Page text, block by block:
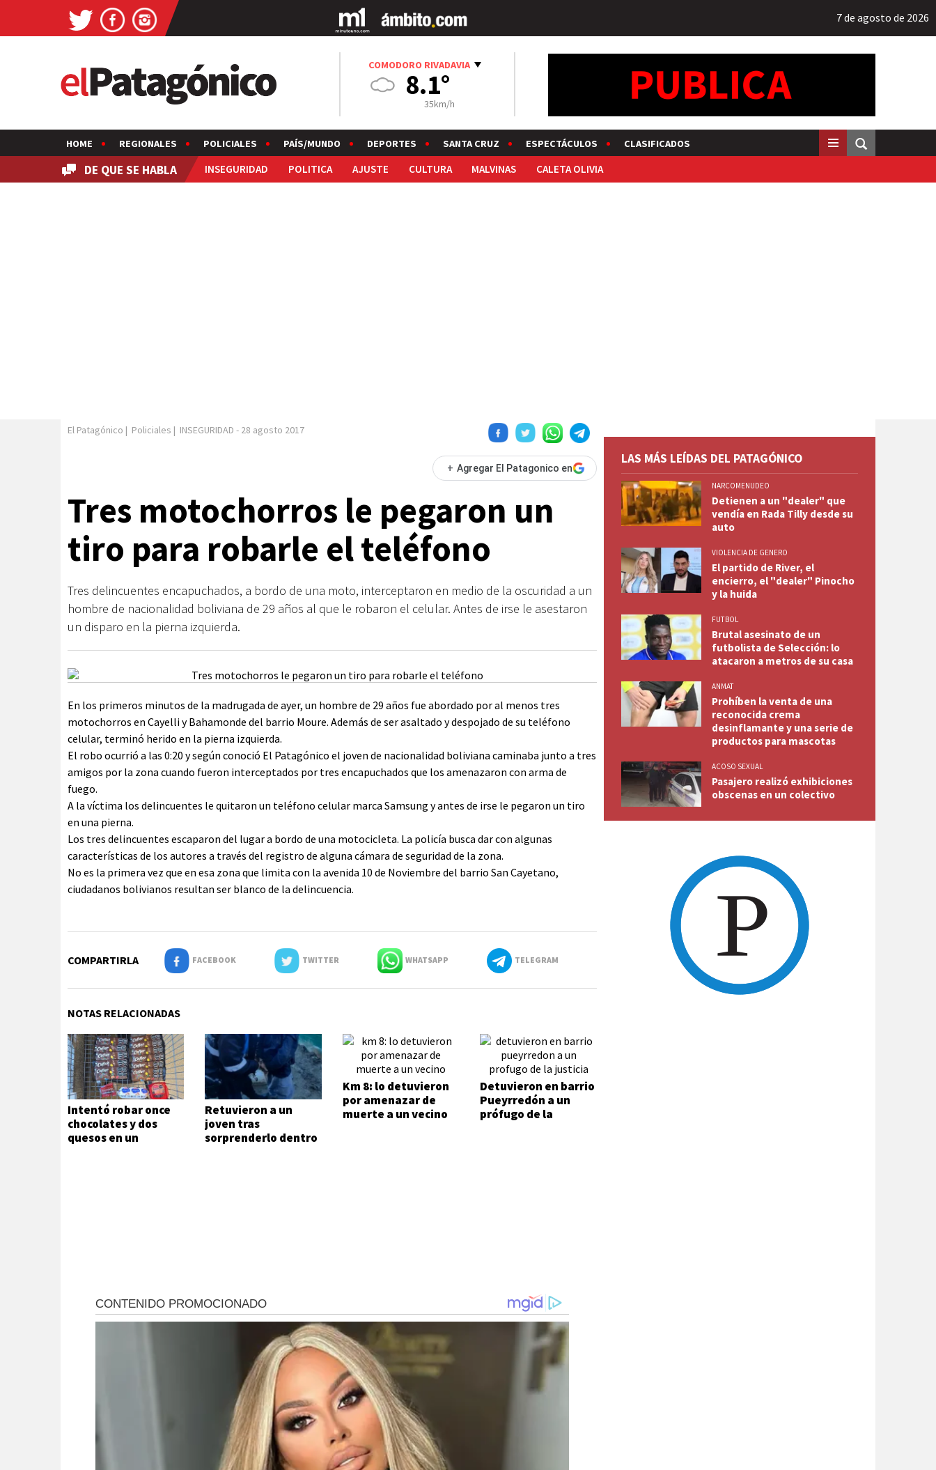
7 de agosto de 2026
COMODORO RIVADAVIA
8.1°
35km/h
HOME REGIONALES POLICIALES PAÍS/MUNDO DEPORTES SANTA CRUZ ESPECTÁCULOS CLASIFICADOS
DE QUE SE HABLA INSEGURIDAD POLITICA AJUSTE CULTURA MALVINAS CALETA OLIVIA
El Patagónico | Policiales | INSEGURIDAD - 28 agosto 2017
+ Agregar El Patagonico en
Tres motochorros le pegaron un
tiro para robarle el teléfono
Tres delincuentes encapuchados, a bordo de una moto, interceptaron en medio de la oscuridad a un
hombre de nacionalidad boliviana de 29 años al que le robaron el celular. Antes de irse le asestaron
un disparo en la pierna izquierda.
En los primeros minutos de la madrugada de ayer, un hombre de 29 años fue abordado por al menos tres
motochorros en Cayelli y Bahamonde del barrio Moure. Además de ser asaltado y despojado de su teléfono
celular, terminó herido en la pierna izquierda.
El robo ocurrió a las 0:20 y según conoció El Patagónico el joven de nacionalidad boliviana caminaba junto a tres
amigos por la zona cuando fueron interceptados por tres encapuchados que los amenazaron con arma de
fuego.
A la víctima los delincuentes le quitaron un teléfono celular marca Samsung y antes de irse le pegaron un tiro
en una pierna.
Los tres delincuentes escaparon del lugar a bordo de una motocicleta. La policía busca dar con algunas
características de los autores a través del registro de alguna cámara de seguridad de la zona.
No es la primera vez que en esa zona que limita con la avenida 10 de Noviembre del barrio San Cayetano,
ciudadanos bolivianos resultan ser blanco de la delincuencia.
COMPARTIRLA FACEBOOK TWITTER WHATSAPP TELEGRAM
NOTAS RELACIONADAS
Intentó robar once
chocolates y dos
quesos en un
Retuvieron a un
joven tras
sorprenderlo dentro
Km 8: lo detuvieron
por amenazar de
muerte a un vecino
Detuvieron en barrio
Pueyrredón a un
prófugo de la
LAS MÁS LEÍDAS DEL PATAGÓNICO
NARCOMENUDEO
Detienen a un "dealer" que
vendía en Rada Tilly desde su
auto
VIOLENCIA DE GENERO
El partido de River, el
encierro, el "dealer" Pinocho
y la huida
FUTBOL
Brutal asesinato de un
futbolista de Selección: lo
atacaron a metros de su casa
ANMAT
Prohíben la venta de una
reconocida crema
desinflamante y una serie de
productos para mascotas
ACOSO SEXUAL
Pasajero realizó exhibiciones
obscenas en un colectivo